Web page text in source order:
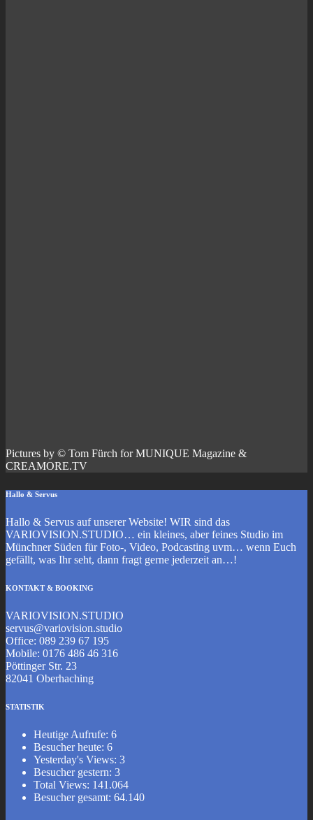
Pictures by © Tom Fürch for MUNIQUE Magazine &
CREAMORE.TV
Hallo & Servus
Hallo & Servus auf unserer Website! WIR sind das
VARIOVISION.STUDIO… ein kleines, aber feines Studio im
Münchner Süden für Foto-, Video, Podcasting uvm… wenn Euch
gefällt, was Ihr seht, dann fragt gerne jederzeit an…!
KONTAKT & BOOKING
VARIOVISION.STUDIO
servus@variovision.studio
Office: 089 239 67 195
Mobile: 0176 486 46 316
Pöttinger Str. 23
82041 Oberhaching
STATISTIK
Heutige Aufrufe: 6
Besucher heute: 6
Yesterday's Views: 3
Besucher gestern: 3
Total Views: 141.064
Besucher gesamt: 64.140